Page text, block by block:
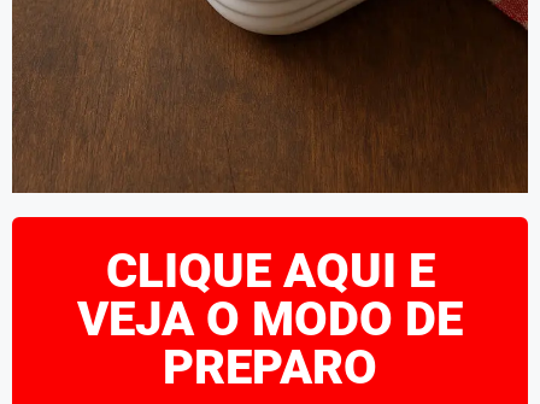
CLIQUE AQUI E
VEJA O MODO DE
PREPARO